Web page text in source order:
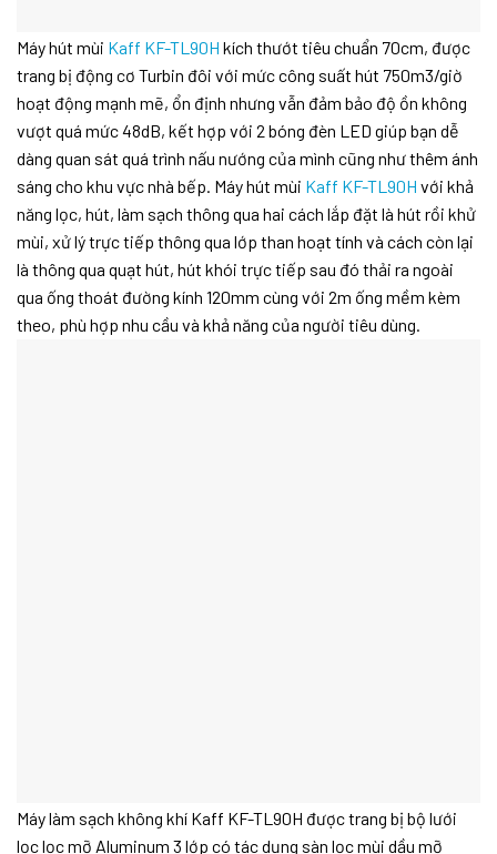
Máy hút mùi Kaff KF-TL90H kích thướt tiêu chuẩn 70cm, được
trang bị động cơ Turbin đôi với mức công suất hút 750m3/giờ
hoạt động mạnh mẽ, ổn định nhưng vẫn đảm bảo độ ồn không
vượt quá mức 48dB, kết hợp với 2 bóng đèn LED giúp bạn dễ
dàng quan sát quá trình nấu nướng của mình cũng như thêm ánh
sáng cho khu vực nhà bếp. Máy hút mùi Kaff KF-TL90H với khả
năng lọc, hút, làm sạch thông qua hai cách lắp đặt là hút rồi khử
mùi, xử lý trực tiếp thông qua lớp than hoạt tính và cách còn lại
là thông qua quạt hút, hút khói trực tiếp sau đó thải ra ngoài
qua ống thoát đường kính 120mm cùng với 2m ống mềm kèm
theo, phù hợp nhu cầu và khả năng của người tiêu dùng.
Máy làm sạch không khí Kaff KF-TL90H được trang bị bộ lưới
lọc lọc mỡ Aluminum 3 lớp có tác dụng sàn lọc mùi dầu mỡ